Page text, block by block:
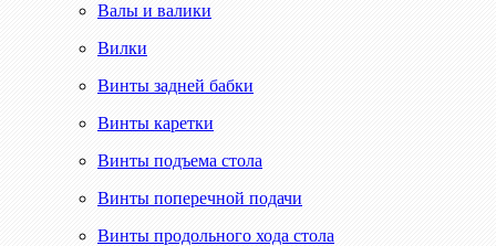
Валы и валики
Вилки
Винты задней бабки
Винты каретки
Винты подъема стола
Винты поперечной подачи
Винты продольного хода стола